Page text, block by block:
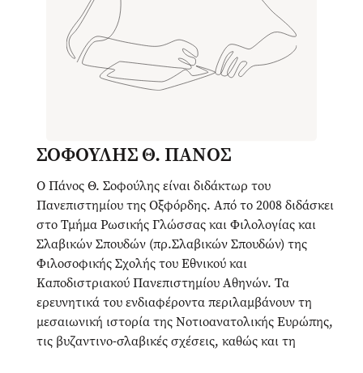
ΣΟΦΟΥΛΗΣ Θ. ΠΑΝΟΣ
Ο Πάνος Θ. Σοφούλης είναι διδάκτωρ του
Πανεπιστημίου της Οξφόρδης. Από το 2008 διδάσκει
στο Τμήμα Ρωσικής Γλώσσας και Φιλολογίας και
Σλαβικών Σπουδών (πρ.Σλαβικών Σπουδών) της
Φιλοσοφικής Σχολής του Εθνικού και
Καποδιστριακού Πανεπιστημίου Αθηνών. Τα
ερευνητικά του ενδιαφέροντα περιλαμβάνουν τη
μεσαιωνική ιστορία της Νοτιοανατολικής Ευρώπης,
τις βυζαντινο-σλαβικές σχέσεις, καθώς και τη